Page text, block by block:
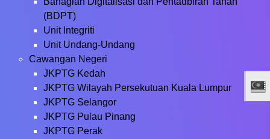
(BDPT)
Unit Integriti
Unit Undang-Undang
Cawangan Negeri
JKPTG Kedah
JKPTG Wilayah Persekutuan Kuala Lumpur
JKPTG Selangor
JKPTG Pulau Pinang
JKPTG Perak